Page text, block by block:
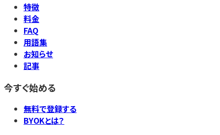
特徴
料金
FAQ
用語集
お知らせ
記事
今すぐ始める
無料で登録する
BYOKとは？